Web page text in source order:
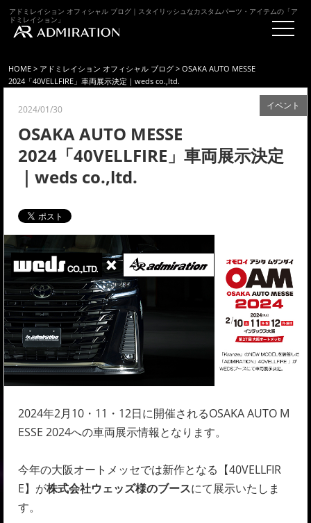
アドミレイション オフィシャル ブログ｜スタイリッシュなカスタムパーツ・アイテムの「ア
ドミレイション」
HOME > アドミレイション オフィシャル ブログ > OSAKA AUTO MESSE
2024「40VELLFIRE」車両展示決定｜weds co.,ltd.
イベント
2024/01/30
OSAKA AUTO MESSE
2024「40VELLFIRE」車両展示決定
｜weds co.,ltd.
2024年2月10・11・12日に開催されるOSAKA AUTO M
ESSE 2024への車両展示情報となります。
今年の大阪オートメッセでは新作となる【40VELLFIR
E】が株式会社ウェッズ様のブースにて展示いたしま
す。